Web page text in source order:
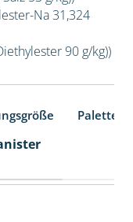
Na 31,324
90 g/kg))